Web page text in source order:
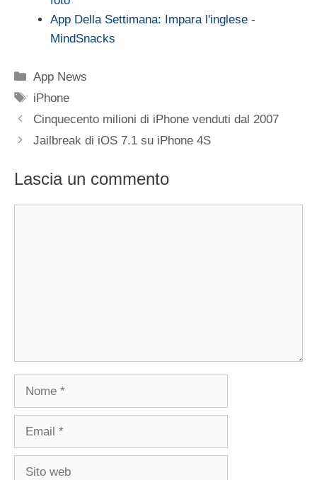
App Della Settimana: Impara l'inglese -
MindSnacks
Categorie
App News
Tag
iPhone
Cinquecento milioni di iPhone venduti dal 2007
Jailbreak di iOS 7.1 su iPhone 4S
Lascia un commento
Nome
Email
Sito